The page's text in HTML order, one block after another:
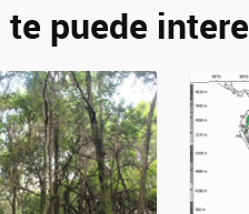
puede